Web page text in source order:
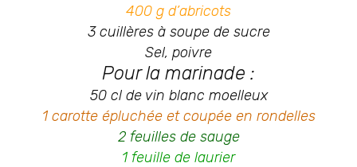
400 g d’abricots
3 cuillères à soupe de sucre
Sel, poivre
Pour la marinade :
50 cl de vin blanc moelleux
1 carotte épluchée et coupée en rondelles
2 feuilles de sauge
1 feuille de laurier